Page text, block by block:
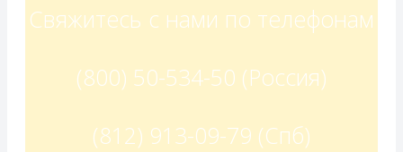
Свяжитесь с нами по телефонам
(800) 50-534-50 (Россия)
(812) 913-09-79 (Спб)